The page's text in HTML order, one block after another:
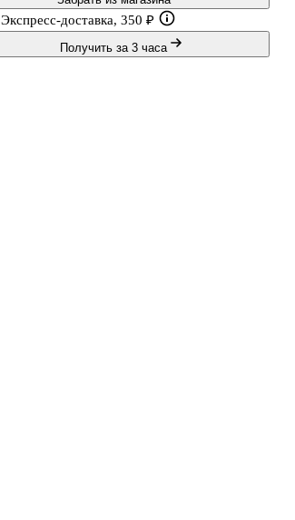
Экспресс-доставка, 350 ₽
Получить за 3 часа